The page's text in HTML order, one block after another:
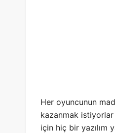
Her oyuncunun
kazanmak
için hiç bir yazılım